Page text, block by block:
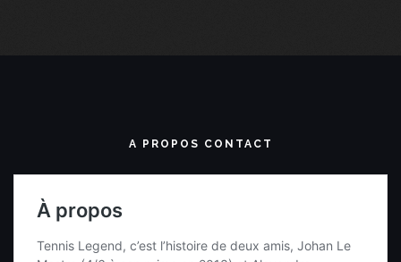
A PROPOS CONTACT